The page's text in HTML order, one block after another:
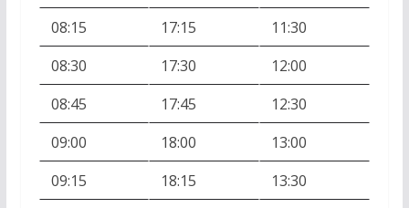
08:15 17:15
11:30
08:30
17:30
12:00
08:45
17:45
12:30
09:00
18:00
13:00
09:15
18:15
13:30